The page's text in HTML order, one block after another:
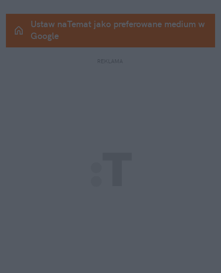
Ustaw naTemat jako preferowane medium w
Google
REKLAMA